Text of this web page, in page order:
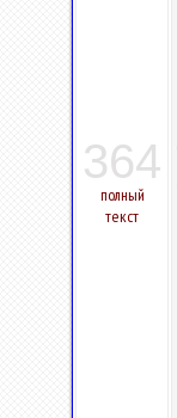
364
полный
текст